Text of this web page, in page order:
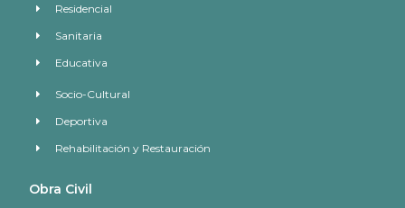
Residencial
Sanitaria
Educativa
Socio-Cultural
Deportiva
Rehabilitación y Restauración
Obra Civil